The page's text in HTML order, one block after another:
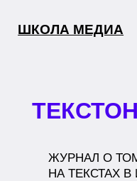
ШКОЛА МЕДИА
ЖУРНАЛ О
НА ТЕКСТАХ В